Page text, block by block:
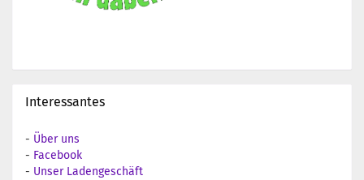
Interessantes
- Über uns
- Facebook
- Unser Ladengeschäft